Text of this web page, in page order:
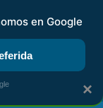
RENTA
×
en Google